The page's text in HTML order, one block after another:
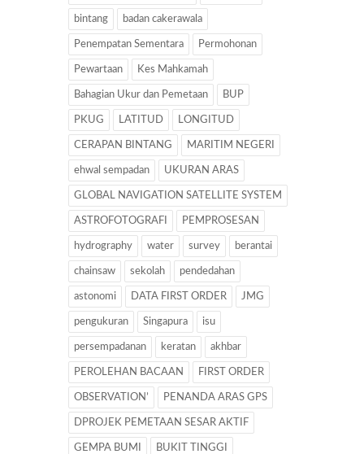
bintang badan cakerawala
Penempatan Sementara Permohonan
Pewartaan Kes Mahkamah
Bahagian Ukur dan Pemetaan BUP
PKUG LATITUD LONGITUD
CERAPAN BINTANG MARITIM NEGERI
ehwal sempadan UKURAN ARAS
GLOBAL NAVIGATION SATELLITE SYSTEM
ASTROFOTOGRAFI PEMPROSESAN
hydrography water survey berantai
chainsaw sekolah pendedahan
astonomi DATA FIRST ORDER JMG
pengukuran Singapura isu
persempadanan keratan akhbar
PEROLEHAN BACAAN FIRST ORDER
OBSERVATION’ PENANDA ARAS GPS
DPROJEK PEMETAAN SESAR AKTIF
GEMPA BUMI BUKIT TINGGI